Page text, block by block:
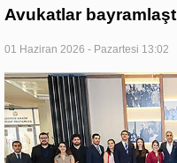
Avukatlar
01 Haziran 2026 - Pazartesi 13:02